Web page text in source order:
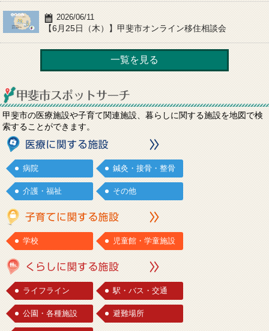
2026/06/11
【6月25日（木）】甲斐市オンライン移住相談会
一覧を見る
甲斐市の医療施設や子育て関連施設、暮らしに関する施設を地図で検
索することができます。
病院 鍼灸・接骨・整骨
介護・福祉 その他
学校 児童館・学童施設
ライフライン 駅・バス・交通
公園・各種施設 避難場所